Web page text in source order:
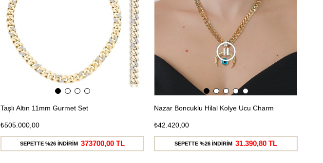
Taşlı Altın 11mm Gurmet Set
₺505.000,00
SEPETTE %26 İNDİRİM 373700,00 TL
Nazar Boncuklu Hilal Kolye Ucu Charm
₺42.420,00
SEPETTE %26 İNDİRİM 31.390,80 TL